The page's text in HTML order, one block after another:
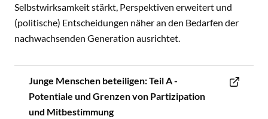
Selbstwirksamkeit stärkt, Perspektiven erweitert und
(politische) Entscheidungen näher an den Bedarfen der
nachwachsenden Generation ausrichtet.
Junge Menschen beteiligen: Teil A -
Potentiale und Grenzen von Partizipation
und Mitbestimmung